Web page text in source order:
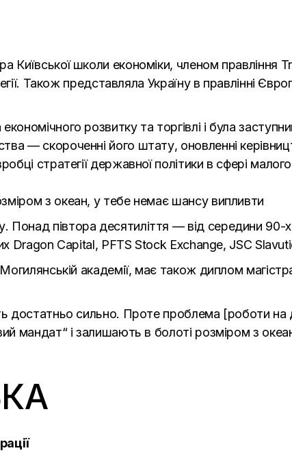
Київської школи економіки, членом правління
Також представляла Україну в правлінні
розвитку та торгівлі і була
— скороченні його штату, оновленні
стратегії державної політики в сфері
з океан, у тебе немає шансу випливти
півтора десятиліття — від середини 90-
Dragon Capital, PFTS Stock Exchange, JSC
академії, має також диплом
достатньо сильно. Проте проблема [роботи
і залишають в болоті розміром з